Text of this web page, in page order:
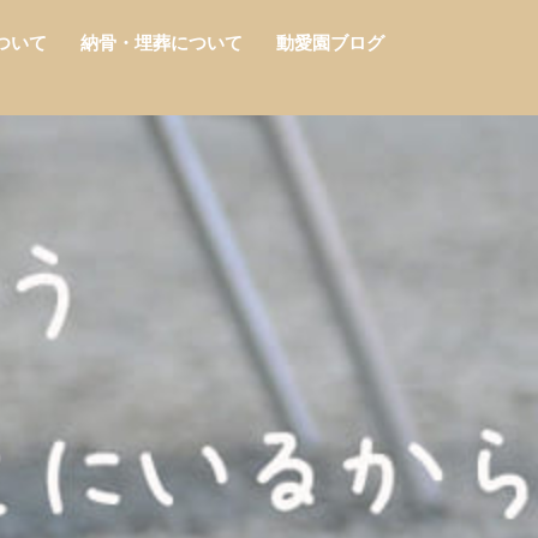
いて 納骨・埋葬について 動愛園ブログ